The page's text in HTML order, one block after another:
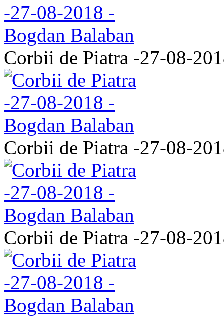
Corbii de Piatra -27-08-
Corbii de Piatra -27-08-
Corbii de Piatra -27-08-